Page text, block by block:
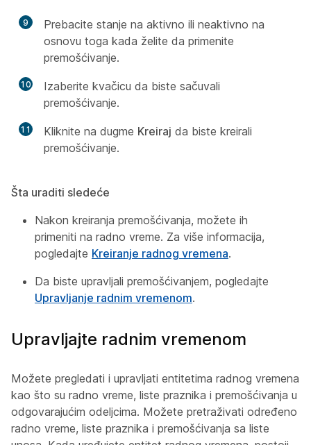
9
Prebacite stanje na aktivno ili neaktivno na
osnovu toga kada želite da primenite
premošćivanje.
10
Izaberite kvačicu da biste sačuvali
premošćivanje.
11 Kliknite na dugme Kreiraj da biste kreirali
premošćivanje.
Šta uraditi sledeće
Nakon kreiranja premošćivanja, možete ih
primeniti na radno vreme. Za više informacija,
pogledajte Kreiranje radnog vremena.
Da biste upravljali premošćivanjem, pogledajte
Upravljanje radnim vremenom.
Upravljajte radnim vremenom
Možete pregledati i upravljati entitetima radnog vremena
kao što su radno vreme, liste praznika i premošćivanja u
odgovarajućim odeljcima. Možete pretraživati određeno
radno vreme, liste praznika i premošćivanja sa liste